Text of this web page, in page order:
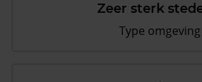
Zeer sterk
Type omgeving